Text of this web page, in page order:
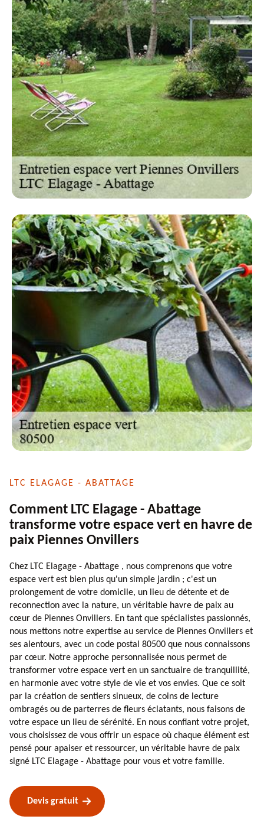
LTC ELAGAGE - ABATTAGE
Comment LTC Elagage - Abattage
transforme votre espace vert en havre de
paix Piennes Onvillers
Chez LTC Elagage - Abattage , nous comprenons que votre
espace vert est bien plus qu'un simple jardin ; c'est un
prolongement de votre domicile, un lieu de détente et de
reconnection avec la nature, un véritable havre de paix au
cœur de Piennes Onvillers. En tant que spécialistes passionnés,
nous mettons notre expertise au service de Piennes Onvillers et
ses alentours, avec un code postal 80500 que nous connaissons
par cœur. Notre approche personnalisée nous permet de
transformer votre espace vert en un sanctuaire de tranquillité,
en harmonie avec votre style de vie et vos envies. Que ce soit
par la création de sentiers sinueux, de coins de lecture
ombragés ou de parterres de fleurs éclatants, nous faisons de
votre espace un lieu de sérénité. En nous confiant votre projet,
vous choisissez de vous offrir un espace où chaque élément est
pensé pour apaiser et ressourcer, un véritable havre de paix
signé LTC Elagage - Abattage pour vous et votre famille.
Devis gratuit